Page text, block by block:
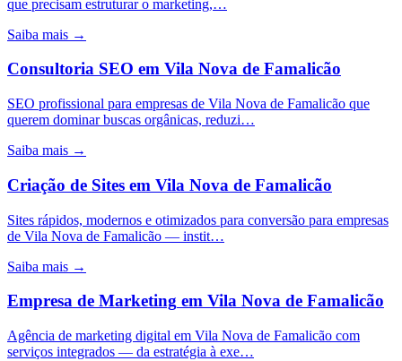
que precisam estruturar o marketing,…
Saiba mais →
Consultoria SEO em Vila Nova de Famalicão
SEO profissional para empresas de Vila Nova de Famalicão que
querem dominar buscas orgânicas, reduzi…
Saiba mais →
Criação de Sites em Vila Nova de Famalicão
Sites rápidos, modernos e otimizados para conversão para empresas
de Vila Nova de Famalicão — instit…
Saiba mais →
Empresa de Marketing em Vila Nova de Famalicão
Agência de marketing digital em Vila Nova de Famalicão com
serviços integrados — da estratégia à exe…